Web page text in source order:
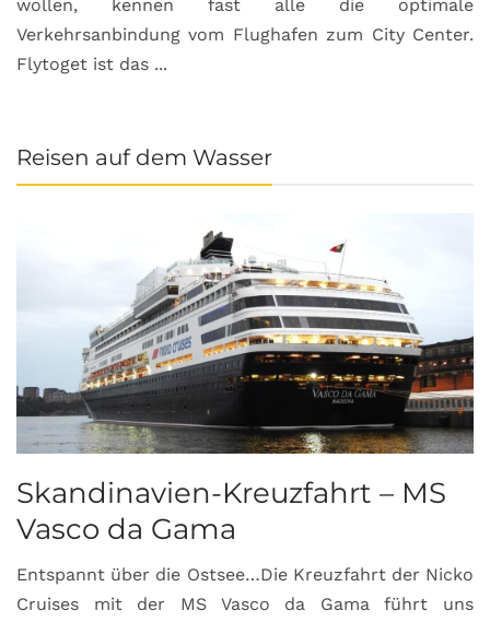
wollen, kennen fast alle die optimale
Verkehrsanbindung vom Flughafen zum City Center.
Flytoget ist das ...
Reisen auf dem Wasser
Skandinavien-Kreuzfahrt – MS
Vasco da Gama
Entspannt über die Ostsee…Die Kreuzfahrt der Nicko
Cruises mit der MS Vasco da Gama führt uns